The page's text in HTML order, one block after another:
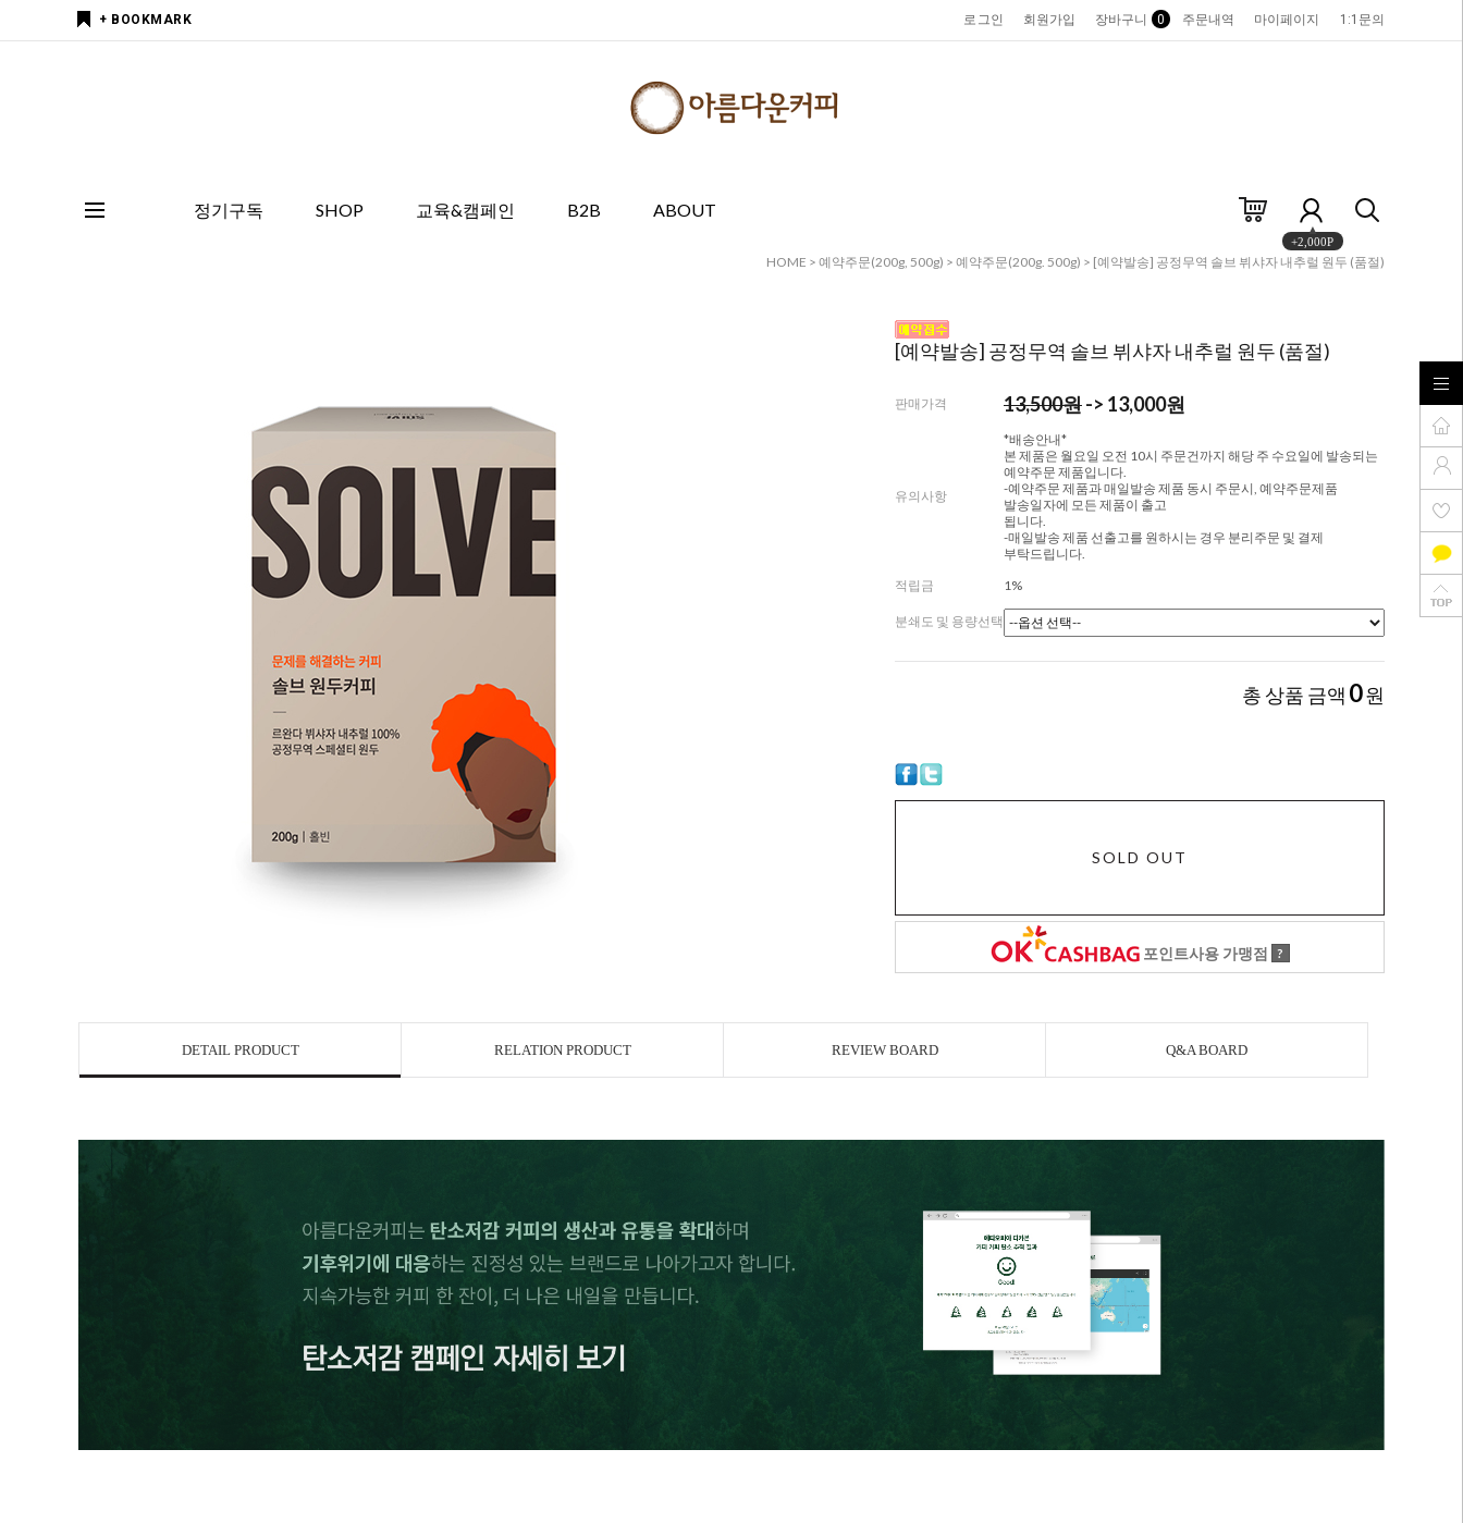
+ BOOKMARK 로그인 회원가입 장바구니 0 주문내역 마이페이지 1:1문의
정기구독 SHOP 교육&캠페인 B2B ABOUT
+2,000P
HOME > 예약주문(200g, 500g) > 예약주문(200g. 500g) > [예약발송] 공정무역 솔브 뷔샤자 내추럴 원두 (품절)
[예약발송] 공정무역 솔브 뷔샤자 내추럴 원두 (품절)
판매가격 13,500원-> 13,000원
유의사항
*배송안내*
본 제품은 월요일 오전 10시 주문건까지 해당 주 수요일에 발송되는
예약주문 제품입니다.
-예약주문 제품과 매일발송 제품 동시 주문시, 예약주문제품
발송일자에 모든 제품이 출고
됩니다.
-매일발송 제품 선출고를 원하시는 경우 분리주문 및 결제
부탁드립니다.
적립금
1%
분쇄도 및 용량선택
총 상품 금액 0원
SOLD OUT
포인트사용 가맹점 ?
DETAIL PRODUCT RELATION PRODUCT REVIEW BOARD Q&A BOARD